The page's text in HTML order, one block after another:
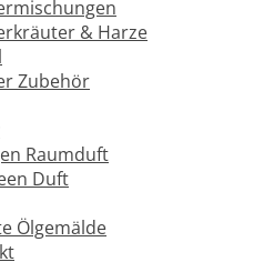
& Harze
Zubehör
Raumduft
Duft
Ölgemälde